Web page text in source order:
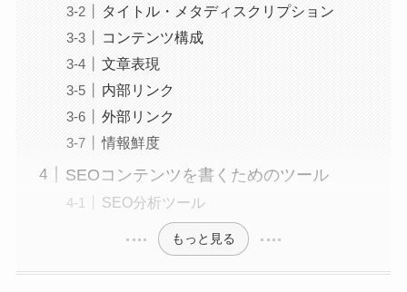
タイトル・メタディスクリプション
コンテンツ構成
文章表現
内部リンク
外部リンク
情報鮮度
SEOコンテンツを書くためのツール
SEO分析ツール
もっと見る